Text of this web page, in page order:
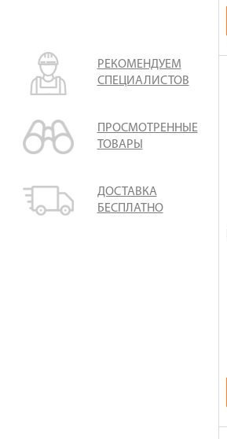
РЕКОМЕНДУЕМ
СПЕЦИАЛИСТОВ
ПРОСМОТРЕННЫЕ
ТОВАРЫ
ДОСТАВКА
БЕСПЛАТНО